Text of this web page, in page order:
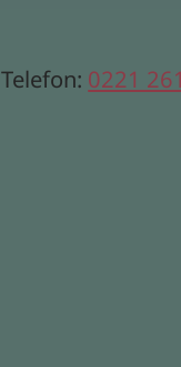
Telefon: 0221